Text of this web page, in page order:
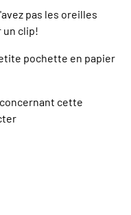
pas les oreilles
un clip!
pochette en papier
concernant cette